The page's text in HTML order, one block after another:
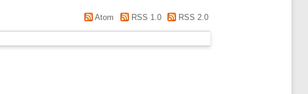
Atom RSS 1.0 RSS 2.0